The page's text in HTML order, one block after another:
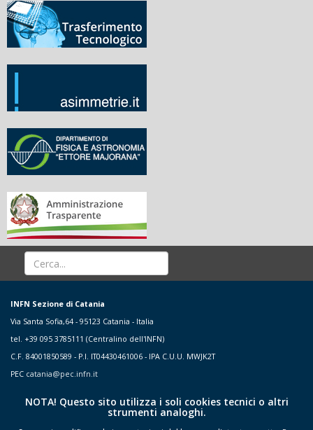
INFN Sezione di Catania
Via Santa Sofia,64 - 95123 Catania - Italia
tel. +39 095 3785111 (Centralino dell'INFN)
C.F. 84001850589 - P.I. IT04430461006 - IPA C.U.U. MWJK2T
PEC catania@pec.infn.it
NOTA! Questo sito utilizza i soli cookies tecnici o altri
strumenti analoghi.